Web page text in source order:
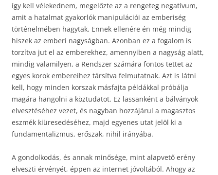
így kell vélekednem, megelőzte az a rengeteg negatívum,
amit a hatalmat gyakorlók manipulációi az emberiség
történelmében hagytak. Ennek ellenére én még mindig
hiszek az emberi nagyságban. Azonban ez a fogalom is
torzítva jut el az emberekhez, amennyiben a nagyság alatt,
mindig valamilyen, a Rendszer számára fontos tettet az
egyes korok embereihez társítva felmutatnak. Azt is látni
kell, hogy minden korszak másfajta példákkal próbálja
magára hangolni a köztudatot. Ez lassanként a bálványok
elvesztéséhez vezet, és nagyban hozzájárul a magasztos
eszmék kiüresedéséhez, majd egyenes utat jelöl ki a
fundamentalizmus, erőszak, nihil irányába.
A gondolkodás, és annak minősége, mint alapvető erény
elveszti érvényét, éppen az internet jóvoltából. Ahogy az